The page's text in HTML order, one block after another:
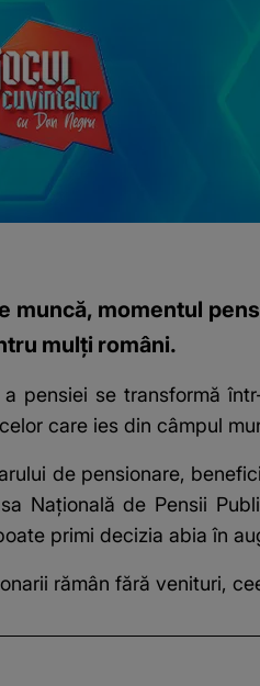
muncă, momentul
mulți români.
pensiei se transformă
care ies din câmpul
de pensionare,
Națională de Pensii
primi decizia abia în
rămân fără venituri,